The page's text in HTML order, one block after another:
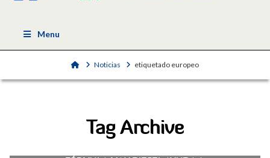
Menu
HomeNoticias etiquetado europeo
Tag Archive